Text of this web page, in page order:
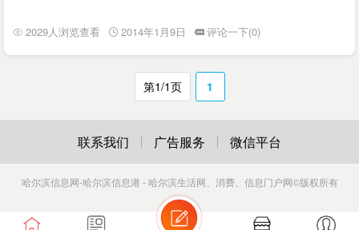
2029人浏览查看 2014年1月9日 评论一下(0)
第1/1页 1
联系我们 广告服务 微信平台
哈尔滨信息网-哈尔滨信息港 - 哈尔滨生活网、消费、信息门户网©版权所有